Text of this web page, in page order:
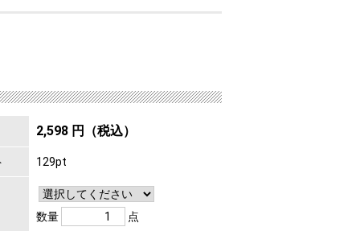
2,598 円（税込）
129pt
数量 点